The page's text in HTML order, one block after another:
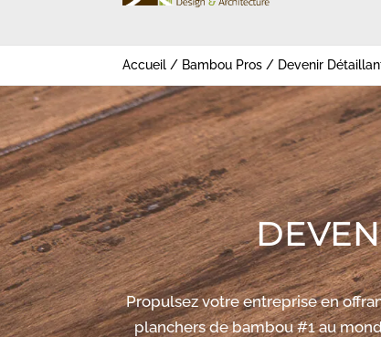
Accueil / Bambou Pros / Devenir
Propulsez votre entreprise en
planchers de bambou #1 au